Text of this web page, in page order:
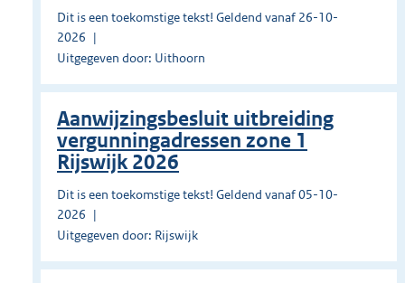
Dit is een toekomstige tekst! Geldend vanaf 26-10-
2026
Uitgegeven door: Uithoorn
Aanwijzingsbesluit uitbreiding
vergunningadressen zone 1
Rijswijk 2026
Dit is een toekomstige tekst! Geldend vanaf 05-10-
2026
Uitgegeven door: Rijswijk